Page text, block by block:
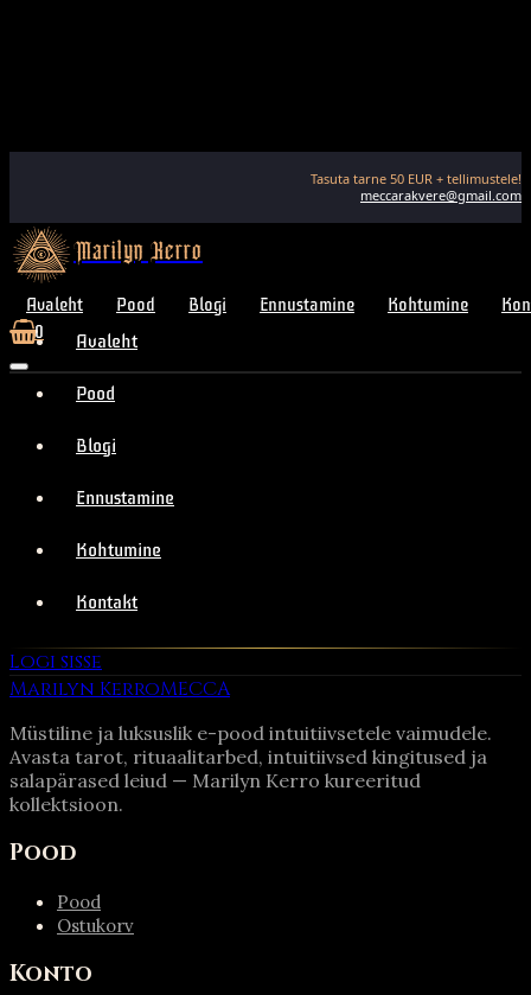
Tasuta tarne 50 EUR + tellimustele!
meccarakvere@gmail.com
Marilyn Kerro
Avaleht Pood Blogi Ennustamine Kohtumine
0 Avaleht
Pood
Blogi
Ennustamine
Kohtumine
Kontakt
Logi sisse
Marilyn KerroMECCA
Müstiline ja luksuslik e-pood intuitiivsetele vaimudele.
Avasta tarot, rituaalitarbed, intuitiivsed kingitused ja
salapärased leiud — Marilyn Kerro kureeritud
kollektsioon.
Pood
Pood
Ostukorv
Konto